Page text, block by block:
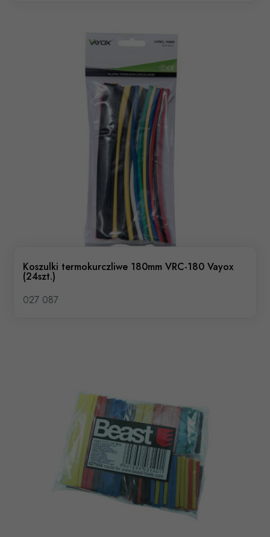
Koszulki termokurczliwe 180mm VRC-180 Vayox
(24szt.)
027 087